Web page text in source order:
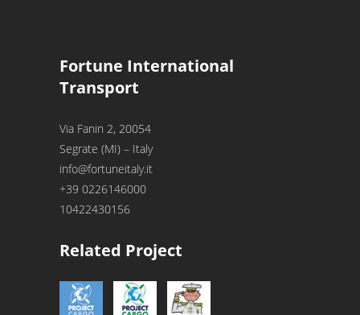
Fortune International
Transport
Via Fanin 2, 20054
Segrate (MI) – Italy
info@fortuneitaly.it
+39 0226146000
10422430156
Related Project